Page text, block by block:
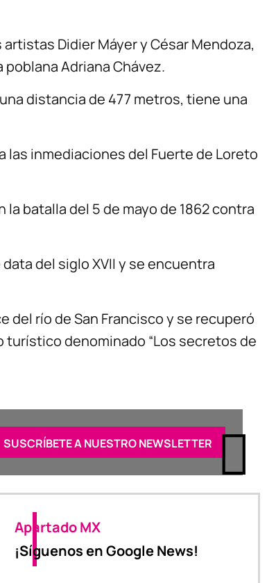
Didier Máyer y César Mendoza,
Adriana Chávez.
distancia de 477 metros, tiene una
las inmediaciones del Fuerte de Loreto
batalla del 5 de mayo de 1862 contra
del siglo XVII y se encuentra
del río de San Francisco y se recuperó
denominado “Los secretos de
Apartado MX
¡Síguenos en Google News!